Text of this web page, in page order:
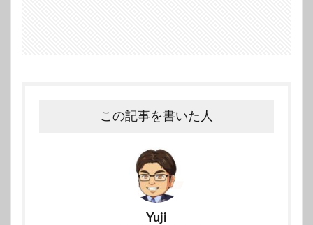
この記事を書いた人
Yuji